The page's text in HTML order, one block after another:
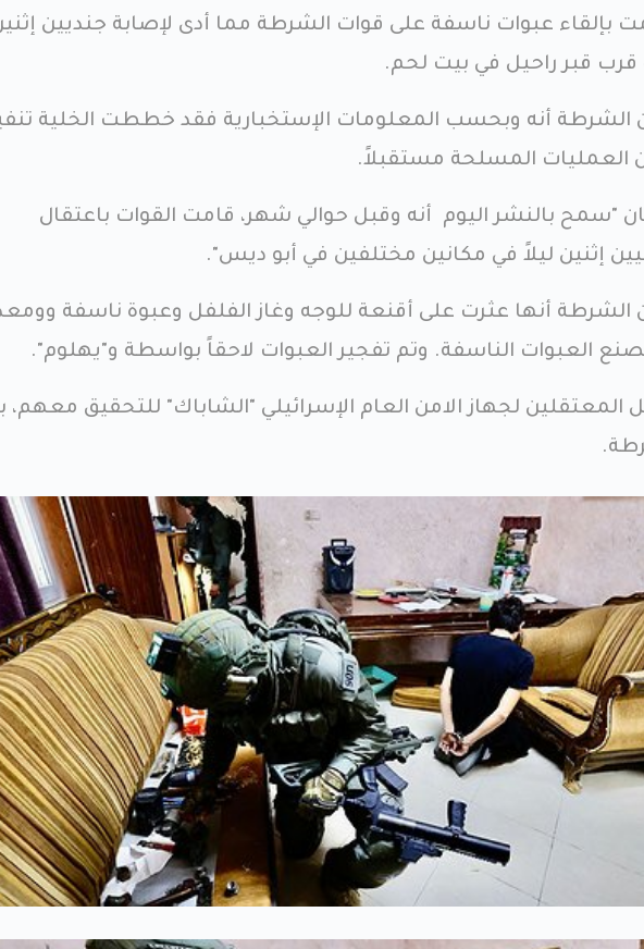
بإلقاء عبوات ناسفة على قوات الشرطة مما أدى لإصابة جنديين
الشرطة أنه وبحسب المعلومات الإستخبارية فقد خططت الخلية
العمليات المسلحة مستقبلاً.
"سمح بالنشر اليوم أنه وقبل حوالي شهر، قامت القوات باعتقال
إثنين ليلاً في مكانين مختلفين في أبو ديس".
الشرطة أنها عثرت على أقنعة للوجه وغاز الفلفل وعبوة ناسفة
العبوات الناسفة. وتم تفجير العبوات لاحقاً بواسطة و"يهلوم".
المعتقلين لجهاز الامن العام الإسرائيلي "الشاباك" للتحقيق